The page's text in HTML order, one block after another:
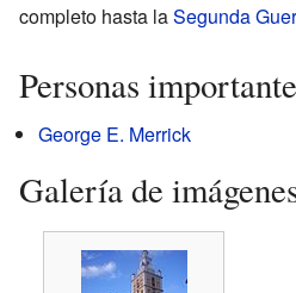
completo hasta laSegunda
Personas
George E. Merrick
Galería de